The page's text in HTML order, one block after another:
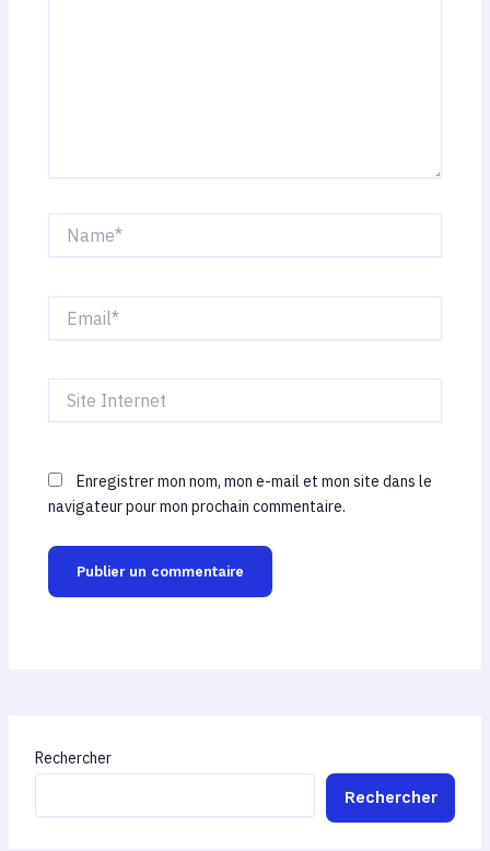
Internet
Enregistrer mon nom, mon e-mail et mon site dans le
navigateur pour mon prochain commentaire.
Rechercher
Rechercher